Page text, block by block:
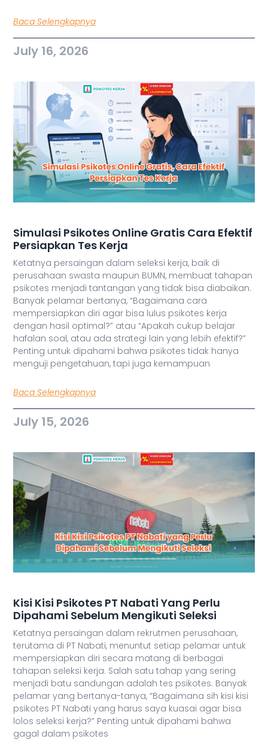
Baca Selengkapnya
July 16, 2026
Simulasi Psikotes Online Gratis Cara Efektif
Persiapkan Tes Kerja
Ketatnya persaingan dalam seleksi kerja, baik di
perusahaan swasta maupun BUMN, membuat tahapan
psikotes menjadi tantangan yang tidak bisa diabaikan.
Banyak pelamar bertanya, “Bagaimana cara
mempersiapkan diri agar bisa lulus psikotes kerja
dengan hasil optimal?” atau “Apakah cukup belajar
hafalan soal, atau ada strategi lain yang lebih efektif?”
Penting untuk dipahami bahwa psikotes tidak hanya
menguji pengetahuan, tapi juga kemampuan
Baca Selengkapnya
July 15, 2026
Kisi Kisi Psikotes PT Nabati Yang Perlu
Dipahami Sebelum Mengikuti Seleksi
Ketatnya persaingan dalam rekrutmen perusahaan,
terutama di PT Nabati, menuntut setiap pelamar untuk
mempersiapkan diri secara matang di berbagai
tahapan seleksi kerja. Salah satu tahap yang sering
menjadi batu sandungan adalah tes psikotes. Banyak
pelamar yang bertanya-tanya, “Bagaimana sih kisi kisi
psikotes PT Nabati yang harus saya kuasai agar bisa
lolos seleksi kerja?” Penting untuk dipahami bahwa
gagal dalam psikotes